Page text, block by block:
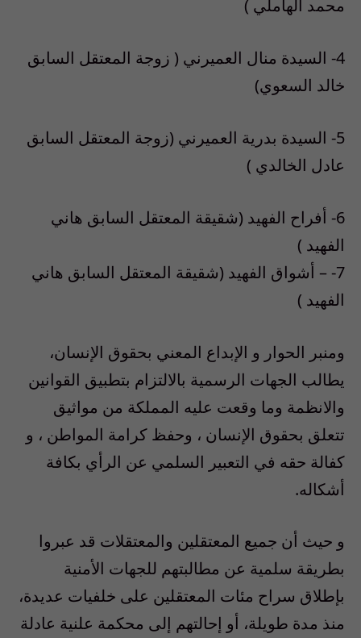
محمد الهاملي )
4- السيدة منال العميرني ( زوجة المعتقل السابق
خالد السعوي)
5- السيدة بدرية العميرني (زوجة المعتقل السابق
عادل الخالدي )
6- أفراح الفهيد (شقيقة المعتقل السابق هاني
الفهيد )
7- – أشواق الفهيد (شقيقة المعتقل السابق هاني
الفهيد )
ومنبر الحوار و الإبداع المعني بحقوق الإنسان،
يطالب الجهات الرسمية بالالتزام بتطبيق القوانين
والانظمة وما وقعت عليه المملكة من مواثيق
تتعلق بحقوق الإنسان ، وحفظ كرامة المواطن ، و
كفالة حقه في التعبير السلمي عن الرأي بكافة
أشكاله.
و حيث أن جميع المعتقلين والمعتقلات قد عبروا
بطريقة سلمية عن مطالبتهم للجهات الأمنية
بإطلاق سراح مئات المعتقلين على خلفيات عديدة،
منذ مدة طويلة، أو إحالتهم إلى محكمة علنية عادلة